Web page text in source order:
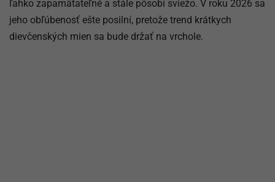
ľahko zapamätateľné a stále pôsobí sviežo. V roku 2026 sa
jeho obľúbenosť ešte posilní, pretože trend krátkych
dievčenských mien sa bude držať na vrchole.